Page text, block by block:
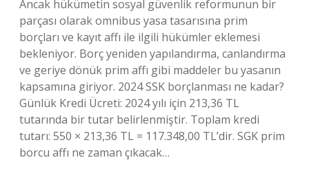
Ancak hükümetin sosyal güvenlik reformunun bir
parçası olarak omnibus yasa tasarısına prim
borçları ve kayıt affı ile ilgili hükümler eklemesi
bekleniyor. Borç yeniden yapılandırma, canlandırma
ve geriye dönük prim affı gibi maddeler bu yasanın
kapsamına giriyor. 2024 SSK borçlanması ne kadar?
Günlük Kredi Ücreti: 2024 yılı için 213,36 TL
tutarında bir tutar belirlenmiştir. Toplam kredi
tutarı: 550 × 213,36 TL = 117.348,00 TL’dir. SGK prim
borcu affı ne zaman çıkacak…